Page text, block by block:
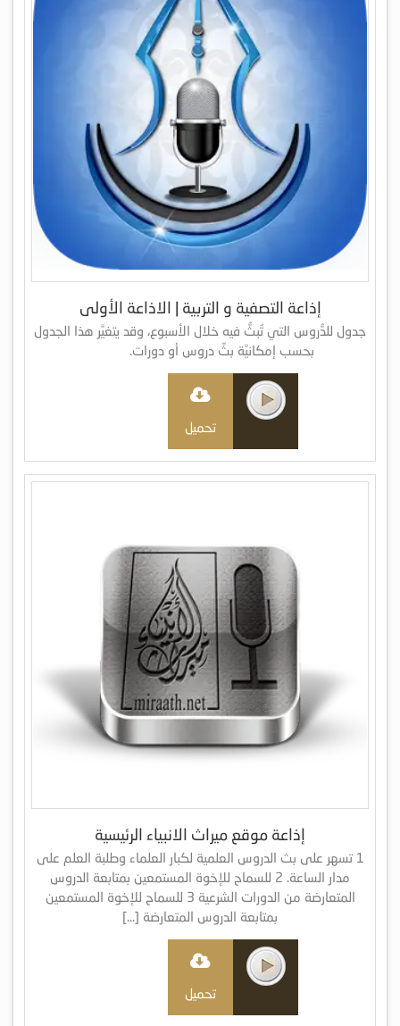
إذاعة التصفية و التربية | الاذاعة الأولى
جدول للدُّروس التي تُبثُّ فيه خلال الأسبوع، وقد يتغيَّر هذا الجدول
بحسب إمكانيَّة بثِّ دروس أو دورات.
تحميل
إذاعة موقع ميراث الانبياء الرئيسية
1 تسهر على بث الدروس العلمية لكبار العلماء وطلبة العلم على
مدار الساعة. 2 للسماح للإخوة المستمعين بمتابعة الدروس
المتعارضة من الدورات الشرعية 3 للسماح للإخوة المستمعين
بمتابعة الدروس المتعارضة […]
تحميل